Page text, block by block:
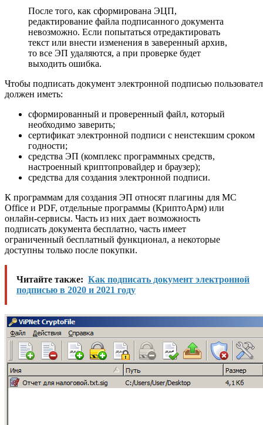
После того, как сформирована ЭЦП,
редактирование файла подписанного документа
невозможно. Если попытаться отредактировать
текст или внести изменения в заверенный архив,
то все ЭП удаляются, а при проверке будет
выходить ошибка.
Чтобы подписать документ электронной подписью
должен иметь:
сформированный и проверенный файл, который
необходимо заверить;
сертификат электронной подписи с неистекшим сроком
годности;
средства ЭП (комплекс программных средств,
настроенный криптопровайдер и браузер);
средства для создания электронной подписи.
К программам для создания ЭП относят плагины для MC
Office и PDF, отдельные программы (КриптоАрм) или
онлайн-сервисы. Часть из них дает возможность
подписать документа бесплатно, часть имеет
ограниченный бесплатный функционал, а некоторые
доступны только после покупки.
Читайте также: Как подписать документ электронной
подписью в 2020 и 2021 году